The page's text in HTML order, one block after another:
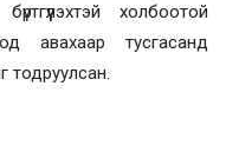
холбоотой
авахаар тусгасанд
тодруулсан.